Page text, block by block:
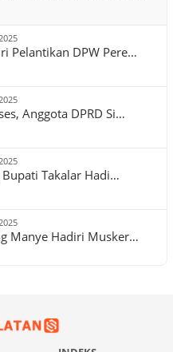
Pelantikan DPW Pere…
Anggota DPRD Si…
Takalar Hadi…
Manye Hadiri Musker…